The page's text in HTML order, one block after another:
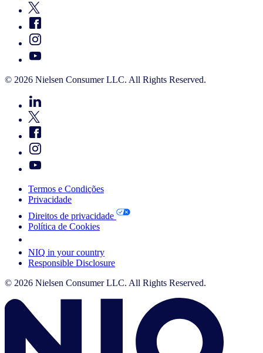
© 2026 Nielsen Consumer LLC. All Rights Reserved.
Termos e Condições
Privacidade
Direitos de privacidade
Política de Cookies
NIQ in your country
Responsible Disclosure
© 2026 Nielsen Consumer LLC. All Rights Reserved.